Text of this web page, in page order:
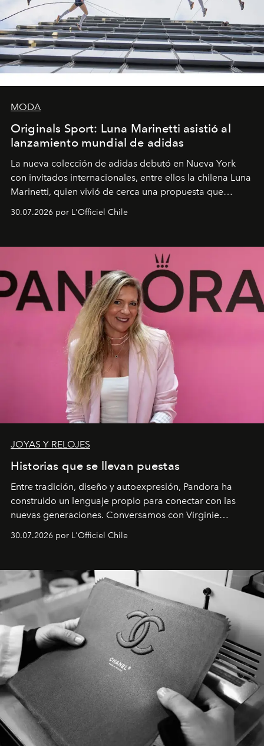
MODA
Originals Sport: Luna Marinetti asistió al
lanzamiento mundial de adidas
La nueva colección de adidas debutó en Nueva York
con invitados internacionales, entre ellos la chilena Luna
Marinetti, quien vivió de cerca una propuesta que
fusiona moda y rendimiento.
30.07.2026 por L'Officiel Chile
JOYAS Y RELOJES
Historias que se llevan puestas
Entre tradición, diseño y autoexpresión, Pandora ha
construido un lenguaje propio para conectar con las
nuevas generaciones. Conversamos con Virginie
Dubray, la responsable de marketing para
Latinoamérica, sobre identidad, cultura y el valor
30.07.2026 por L'Officiel Chile